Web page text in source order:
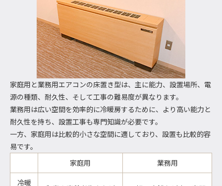
家庭用と業務用エアコンの床置き型は、主に能力、設置場所、電
源の種類、耐久性、そして工事の難易度が異なります。
業務用は広い空間を効率的に冷暖房するために、より高い能力と
耐久性を持ち、設置工事も専門知識が必要です。
一方、家庭用は比較的小さな空間に適しており、設置も比較的容
易です。
家庭用
業務用
冷暖